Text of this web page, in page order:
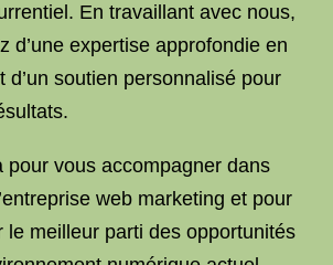
En travaillant avec nous,
d’une expertise approfondie en
d’un soutien personnalisé pour
pour vous accompagner dans
web marketing et pour
le meilleur parti des opportunités